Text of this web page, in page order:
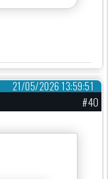
21/05/2026 13:59:51
#40